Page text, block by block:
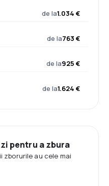
de la1.034 €
de la763 €
de la925 €
de la1.624 €
pentru a zbura
zborurile au cele mai